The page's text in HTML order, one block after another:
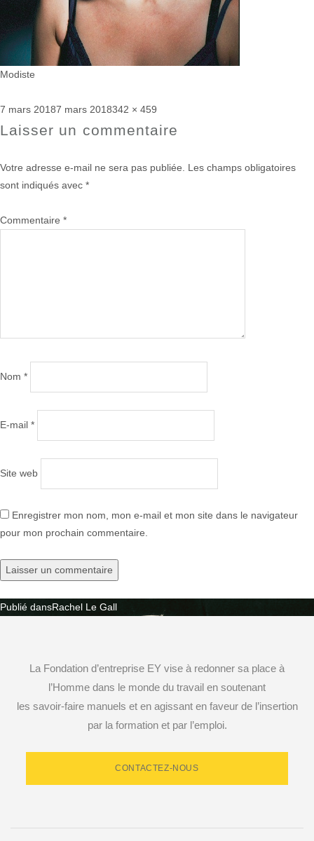
Modiste
Publié
le
7 mars 20187 mars 2018Taille
réelle
342 × 459
Laisser un commentaire
Votre adresse e-mail ne sera pas publiée.
Les champs obligatoires
sont indiqués avec *
Commentaire *
Nom *
E-mail *
Site web
Enregistrer mon nom, mon e-mail et mon site dans le navigateur
pour mon prochain commentaire.
Navigation
l’article
Publié dansRachel Le Gall
La Fondation d’entreprise EY vise à redonner sa place à
l’Homme dans le monde du travail en soutenant
les savoir-faire manuels et en agissant en faveur de l’insertion
par la formation et par l’emploi.
CONTACTEZ-NOUS